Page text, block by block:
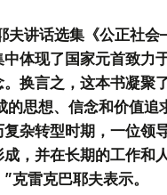
夫讲话选集《公正社
体现了国家元首致力
换言之，这本书凝聚
思想、信念和价值追
杂转型时期，一位领
，并在长期的工作和
克雷克巴耶夫表示。